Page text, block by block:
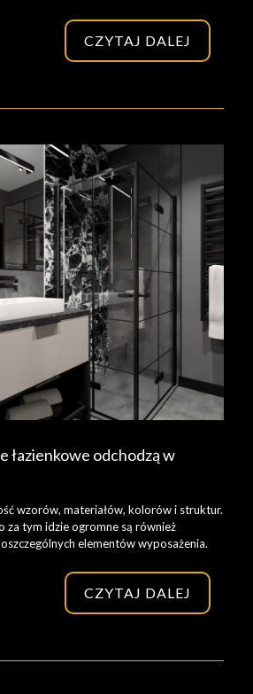
CZYTAJ DALEJ
łazienkowe odchodzą w
wzorów, materiałów, kolorów i struktur.
za tym idzie ogromne są również
elementów wyposażenia.
CZYTAJ DALEJ